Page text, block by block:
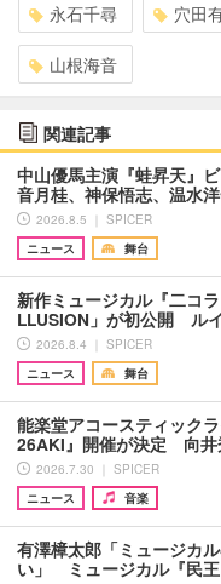
永石千尋 穴田
山根海音
関連記事
中山優馬主演『蛙昇天』
音月桂、神保悟志、温水
2026.8.5 ｜ SPICER
ニュース
舞台
新作ミュージカル『二コ
LLUSION」が初公開 ル
2026.8.4 ｜ SPICER
ニュース
舞台
能楽堂アコースティック
26AKI』開催が決定 向
2026.7.30 ｜ SPICER
ニュース
音楽
有澤樟太郎「ミュージカ
い」 ミュージカル『民